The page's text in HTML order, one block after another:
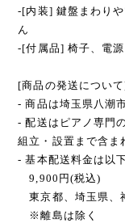
-[内装] 鍵盤まわり
ん
-[付属品] 椅子、電
[商品の発送につい
- 商品は埼玉県八潮
- 配送はピアノ専門
組立・設置まで含ま
- 基本配送料金は以
9,900円(税込)
東京都、埼玉県、
※離島は除く